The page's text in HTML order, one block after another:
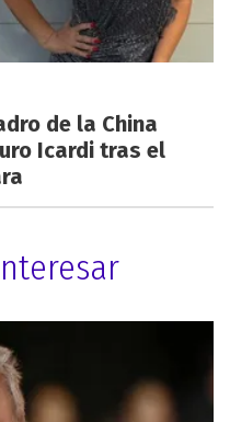
de la China
Icardi tras el